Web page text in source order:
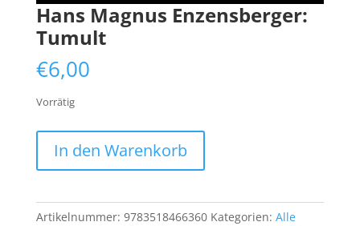
Hans Magnus Enzensberger:
Tumult
€6,00
Vorrätig
Magnus
Enzensberger:
Menge
In den Warenkorb
Artikelnummer: 9783518466360 Kategorien: Alle